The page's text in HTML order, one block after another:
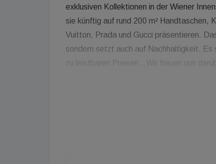
exklusiven Kollektionen in der Wiener
sie künftig auf rund 200 m² Handtaschen,
Vuitton, Prada und Gucci präsentieren.
sondern setzt auch auf Nachhaltigkeit.
zu leistbaren Preisen. „Wir freuen uns
weiter an Prestige gewinnen wird.“, so